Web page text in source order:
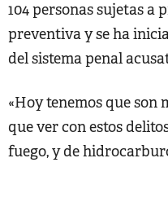
104 personas sujetas a
preventiva y se ha
del sistema penal
«Hoy tenemos que son
que ver con estos
fuego, y de